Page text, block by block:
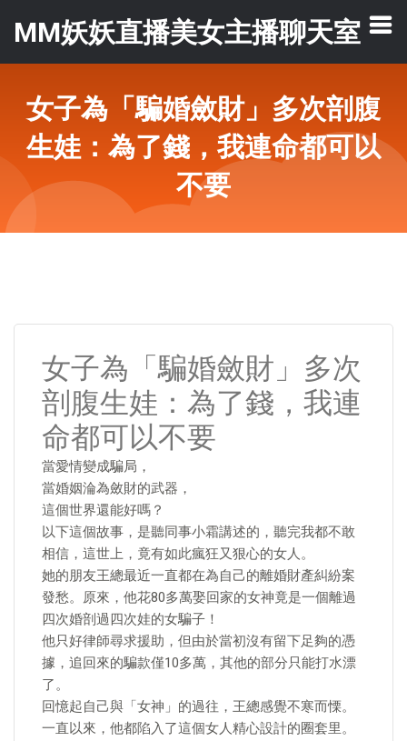
MM妖妖直播美女主播聊天室
女子為「騙婚斂財」多次剖腹
生娃：為了錢，我連命都可以
不要
女子為「騙婚斂財」多次
剖腹生娃：為了錢，我連
命都可以不要
當愛情變成騙局，
當婚姻淪為斂財的武器，
這個世界還能好嗎？
以下這個故事，是聽同事小霜講述的，聽完我都不敢
相信，這世上，竟有如此瘋狂又狠心的女人。
她的朋友王總最近一直都在為自己的離婚財產糾紛案
發愁。原來，他花80多萬娶回家的女神竟是一個離過
四次婚剖過四次娃的女騙子！
他只好律師尋求援助，但由於當初沒有留下足夠的憑
據，追回來的騙款僅10多萬，其他的部分只能打水漂
了。
回憶起自己與「女神」的過往，王總感覺不寒而慄。
一直以來，他都陷入了這個女人精心設計的圈套里。